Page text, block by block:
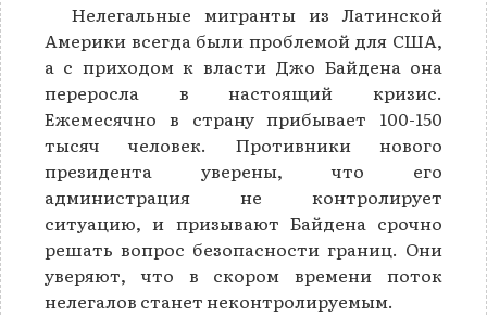
Нелегальные мигранты из Латинской
Америки всегда были проблемой для США,
а с приходом к власти Джо Байдена она
переросла в настоящий кризис.
Ежемесячно в страну прибывает 100-150
тысяч человек. Противники нового
президента уверены, что его
администрация не контролирует
ситуацию, и призывают Байдена срочно
решать вопрос безопасности границ. Они
уверяют, что в скором времени поток
нелегалов станет неконтролируемым.